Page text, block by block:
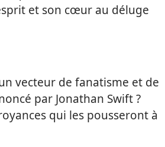
et son cœur au déluge
vecteur de fanatisme et de
par Jonathan Swift ?
qui les pousseront à